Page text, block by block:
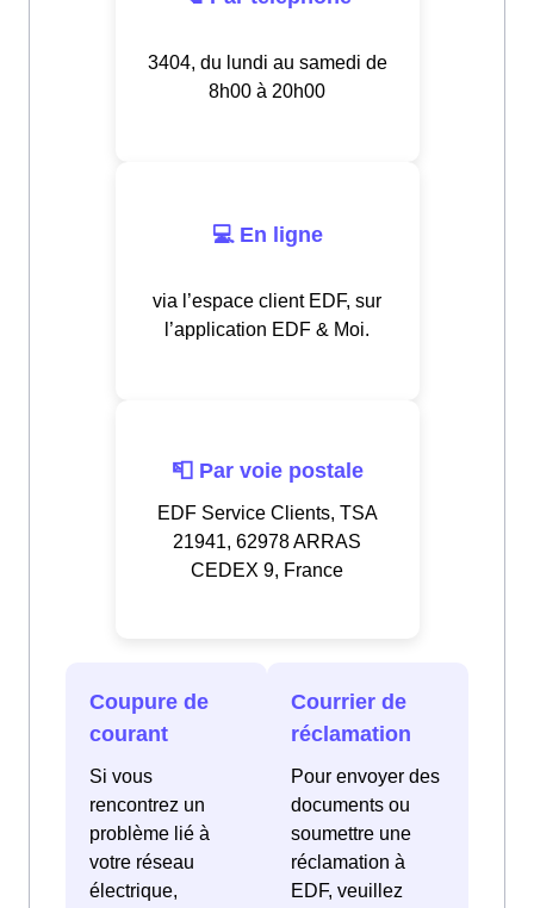
3404, du lundi au samedi de
8h00 à 20h00
💻 En ligne
via l’espace client EDF, sur
l’application EDF & Moi.
📮 Par voie postale
EDF Service Clients, TSA
21941, 62978 ARRAS
CEDEX 9, France
Coupure de
courant
Si vous
rencontrez un
problème lié à
votre réseau
électrique,
Courrier de
réclamation
Pour envoyer des
documents ou
soumettre une
réclamation à
EDF, veuillez